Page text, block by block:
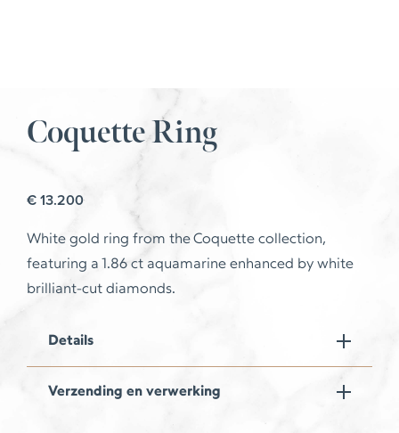
Coquette Ring
€13.200
White gold ring from the Coquette collection,
featuring a 1.86 ct aquamarine enhanced by white
brilliant-cut diamonds.
Details
Verzending en verwerking